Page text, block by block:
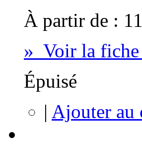
À partir de :
» Voir la fiche
Épuisé
| Ajouter au